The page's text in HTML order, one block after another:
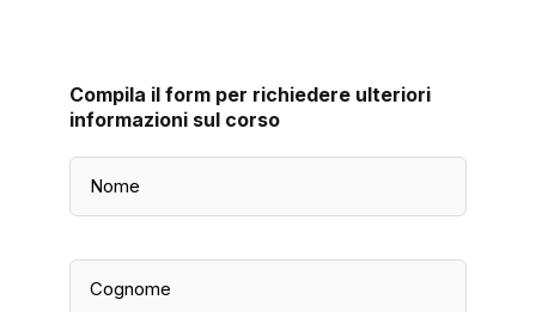
Compila il form per richiedere ulteriori
informazioni sul corso